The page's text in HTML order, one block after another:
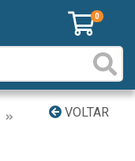
0
VOLTAR